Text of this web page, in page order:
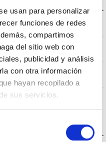
usan para personalizar
funciones de redes
compartimos
del sitio web con
publicidad y análisis
con otra información
hayan recopilado a
sus servicios.
4000K
80
35